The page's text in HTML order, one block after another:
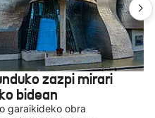
zazpi mirari
bidean
garaikideko obra